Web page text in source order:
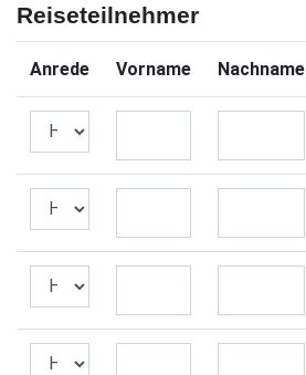
Reiseteilnehmer
Anrede Vorname Nachname